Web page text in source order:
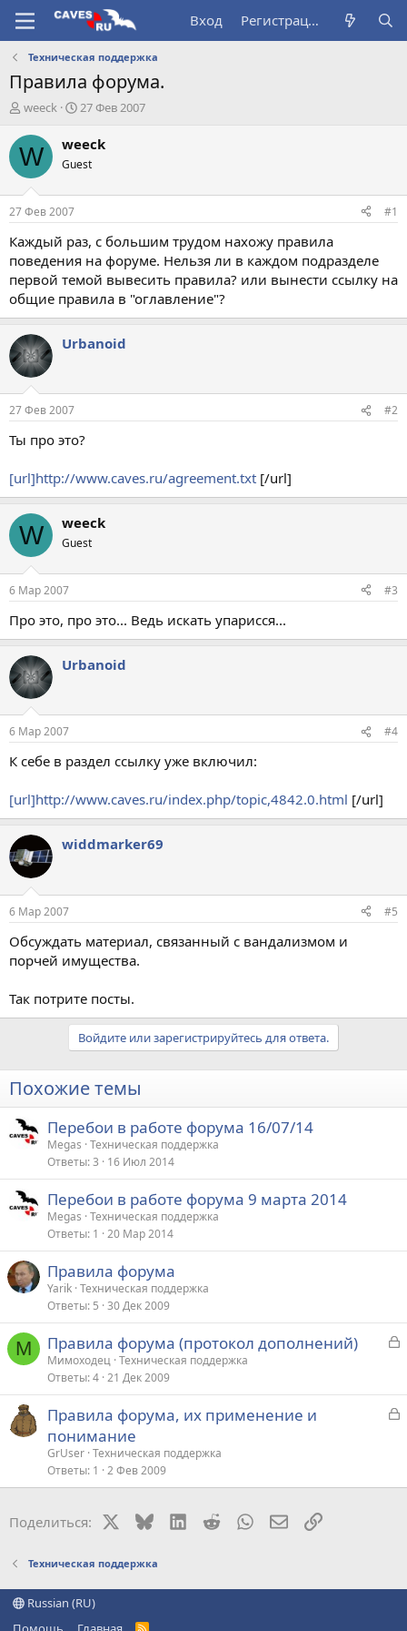
Вход Регистрация
Техническая поддержка
Правила форума.
А
т
о
т
е
м
ы
weeck
Д
т
н
а
л
27 Фев 2007
W weeck
Guest
27 Фев 2007 #1
Каждый раз, с большим трудом нахожу правила
поведения на форуме. Нельзя ли в каждом подразделе
первой темой вывесить правила? или вынести ссылку на
общие правила в "оглавление"?
Urbanoid
27 Фев 2007 #2
Ты про это?
[url]http://www.caves.ru/agreement.txt [/url]
W weeck
Guest
6 Мар 2007 #3
Про это, про это... Ведь искать упарисся...
Urbanoid
6 Мар 2007 #4
К себе в раздел ссылку уже включил:
[url]http://www.caves.ru/index.php/topic,4842.0.html [/url]
widdmarker69
6 Мар 2007 #5
Обсуждать материал, связанный с вандализмом и
порчей имущества.
Так потрите посты.
Войдите или зарегистрируйтесь для ответа.
Похожие темы
Перебои в работе форума 16/07/14
Megas Техническая поддержка
Ответы 3 16 Июл 2014
Перебои в работе форума 9 марта 2014
Megas Техническая поддержка
Ответы 1 20 Мар 2014
Правила форума
Yarik Техническая поддержка
Ответы 5 30 Дек 2009
М
З
р
Правила форума (протокол дополнений)
Мимоходец Техническая поддержка
Ответы 4 21 Дек 2009
З
Правила форума, их применение и
понимание
GrUser Техническая поддержка
Ответы 1 2 Фев 2009
Поделиться: BlueskyLinkedIn
RedditWhatsAppЭлектронная
Ссылка
Техническая поддержка
Russian (RU)
R